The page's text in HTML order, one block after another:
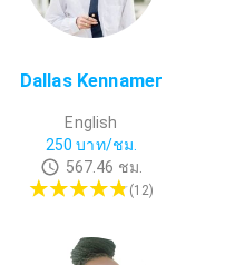
Dallas Kennamer
English
250 บาท/ชม.
567.46 ชม.
(12)